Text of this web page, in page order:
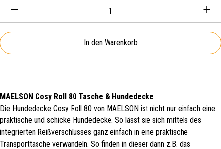
Produkt Anzahl: Gib den gewünschten Wert ein oder
In den Warenkorb
MAELSON Cosy Roll 80 Tasche & Hundedecke
Die Hundedecke Cosy Roll 80 von MAELSON ist nicht nur einfach eine
praktische und schicke Hundedecke. So lässt sie sich mittels des
integrierten Reißverschlusses ganz einfach in eine praktische
Transporttasche verwandeln. So finden in dieser dann z.B. das